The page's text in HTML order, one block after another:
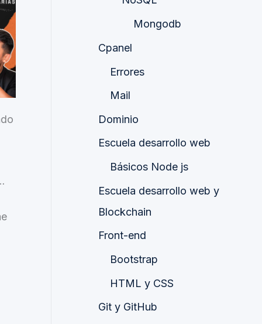
Mongodb
Cpanel
Errores
Mail
Dominio
Escuela desarrollo web
Básicos Node js
Escuela desarrollo web y
Blockchain
Front-end
Bootstrap
HTML y CSS
Git y GitHub